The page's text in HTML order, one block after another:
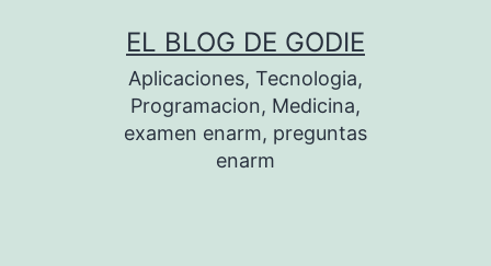
EL BLOG DE GODIE
Aplicaciones, Tecnologia,
Programacion, Medicina,
examen enarm, preguntas
enarm